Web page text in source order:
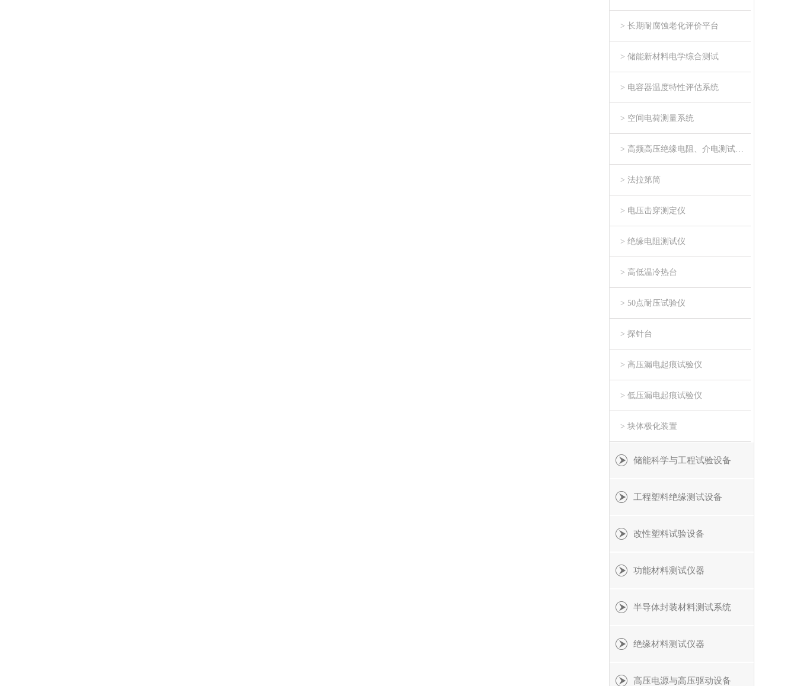
> 长期耐腐蚀老化评价平台
> 储能新材料电学综合测试
> 电容器温度特性评估系统
> 空间电荷测量系统
> 高频高压绝缘电阻、介电测试系统
> 法拉第筒
> 电压击穿测定仪
> 绝缘电阻测试仪
> 高低温冷热台
> 50点耐压试验仪
> 探针台
> 高压漏电起痕试验仪
> 低压漏电起痕试验仪
> 块体极化装置
储能科学与工程试验设备
工程塑料绝缘测试设备
改性塑料试验设备
功能材料测试仪器
半导体封装材料测试系统
绝缘材料测试仪器
高压电源与高压驱动设备